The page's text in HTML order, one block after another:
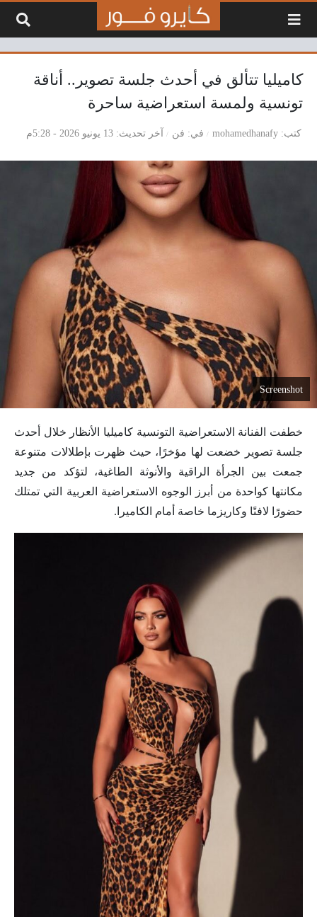
كاميليا تتألق في أحدث جلسة تصوير.. أناقة
تونسية ولمسة استعراضية ساحرة
كتب mohamedhanafy في فن آخر تحديث 13 يونيو 2026 - 5:28م
Screenshot
خطفت الفنانة الاستعراضية التونسية كاميليا الأنظار خلال أحدث
جلسة تصوير خضعت لها مؤخرًا، حيث ظهرت بإطلالات متنوعة
جمعت بين الجرأة الراقية والأنوثة الطاغية، لتؤكد من جديد
مكانتها كواحدة من أبرز الوجوه الاستعراضية العربية التي تمتلك
حضورًا لافتًا وكاريزما خاصة أمام الكاميرا.